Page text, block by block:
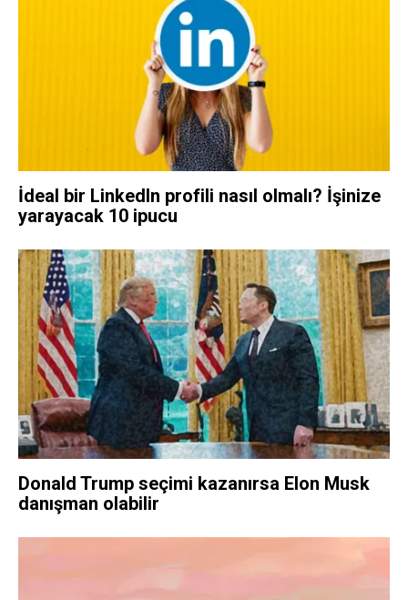
İdeal bir LinkedIn profili nasıl olmalı? İşinize
yarayacak 10 ipucu
Donald Trump seçimi kazanırsa Elon Musk
danışman olabilir